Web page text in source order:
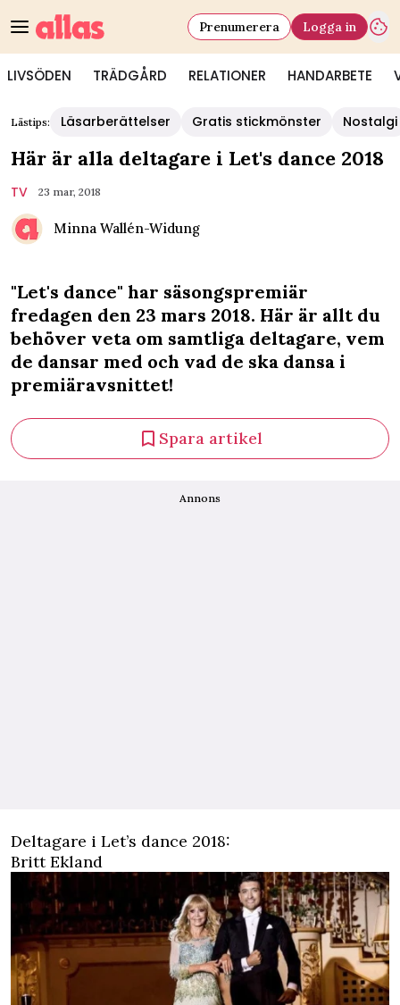
LIVSÖDEN TRÄDGÅRD RELATIONER HANDARBETE
Prenumerera Logga in
Lästips: Läsarberättelser Gratis stickmönster Nostalgi
Här är alla deltagare i Let's dance 2018
TV 23 mar, 2018
Minna Wallén-Widung
"Let's dance" har säsongspremiär
fredagen den 23 mars 2018. Här är allt du
behöver veta om samtliga deltagare, vem
de dansar med och vad de ska dansa i
premiäravsnittet!
Spara artikel
Annons
Deltagare i Let’s dance 2018:
Britt Ekland